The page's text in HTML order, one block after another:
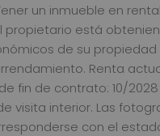
un inmueble en
propietario está
de su propiedad
Renta
fin de contrato: 10/2028
visita interior. Las
con el